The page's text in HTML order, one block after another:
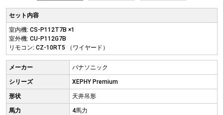
セット内容
室内機: CS-P112T7B ×1
室外機: CU-P112G7B
リモコン: CZ-10RT5 （ワイヤード）
メーカー パナソニック
シリーズ XEPHY Premium
形状 天井吊形
馬力 4馬力